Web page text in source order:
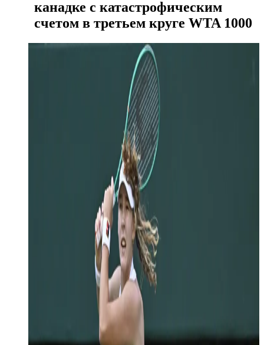
канадке с катастрофическим
счетом в третьем круге WTA 1000